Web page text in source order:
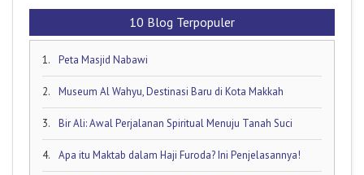
10 Blog Terpopuler
1. Peta Masjid Nabawi
2. Museum Al Wahyu, Destinasi Baru di Kota Makkah
3. Bir Ali: Awal Perjalanan Spiritual Menuju Tanah Suci
4. Apa itu Maktab dalam Haji Furoda? Ini Penjelasannya!